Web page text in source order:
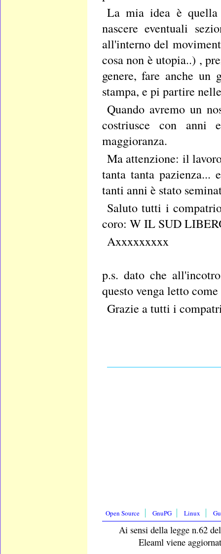
La mia idea è
nascere eventuali
all'interno del
cosa non è utopia..) ,
genere, fare anche un
stampa, e pi partire
Quando avremo un
costriusce con anni
maggioranza.
Ma attenzione: il
tanta tanta
tanti anni è stato
Saluto tutti i
coro: W IL SUD
Axxxxxxxxx
p.s. dato che
questo venga letto
Grazie a tutti i
Open Source GnuPG Linux
Ai sensi della legge n.62
Eleaml viene